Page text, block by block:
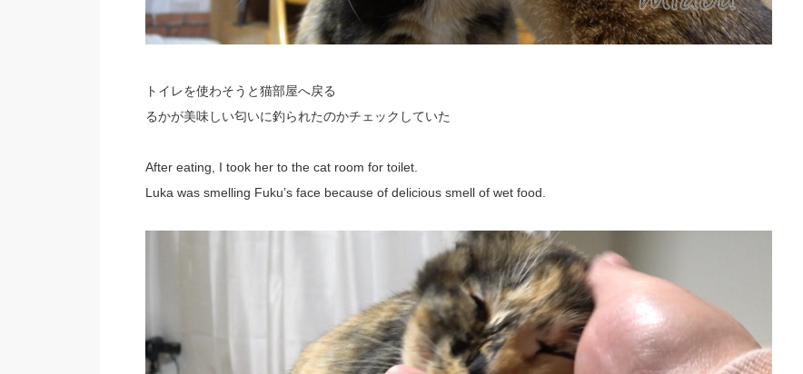
トイレを使わそうと猫部屋へ戻る
るかが美味しい匂いに釣られたのかチェックしていた
After eating, I took her to the cat room for toilet.
Luka was smelling Fuku’s face because of delicious smell of wet food.